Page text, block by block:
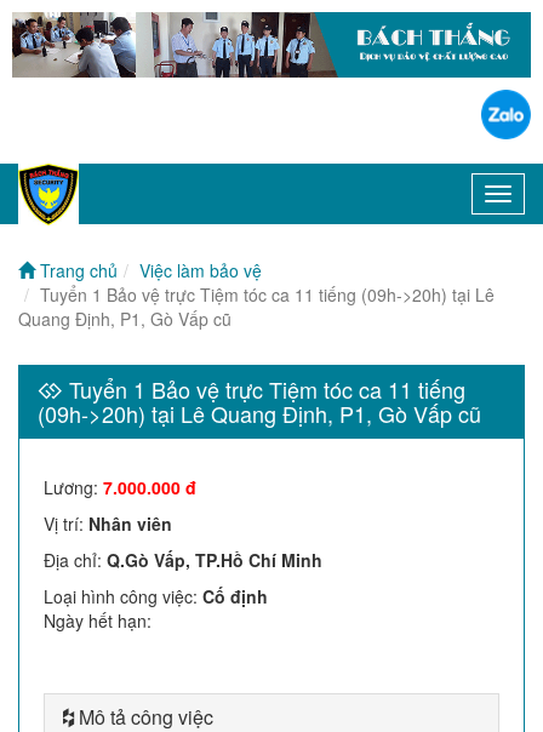
Trang chủ
Việc làm bảo vệ
Tuyển 1 Bảo vệ trực Tiệm tóc ca 11 tiếng (09h->20h) tại Lê
Quang Định, P1, Gò Vấp cũ
Tuyển 1 Bảo vệ trực Tiệm tóc ca 11 tiếng
(09h->20h) tại Lê Quang Định, P1, Gò Vấp cũ
Lương: 7.000.000 đ
Vị trí: Nhân viên
Địa chỉ: Q.Gò Vấp, TP.Hồ Chí Minh
Loại hình công việc: Cố định
Ngày hết hạn:
Mô tả công việc